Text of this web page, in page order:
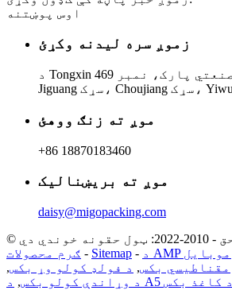
اوس پوښتنه
زموږ سره لیدنه وکړئ
د Tongxin بسته بندۍ صنعتي پارک، نمبر 469، Qi
موږ ته زنګ ووهئ
+86 18870183460
موږ ته بریښنالیک
daisy@migopacking.com
ګرم محصولات - Sitemap -
د AMP موبایل
مقناطیسي بکس, د فولډ کولو وړ بکس,
د وړاندې کولو بکس, د کاغذ بکس